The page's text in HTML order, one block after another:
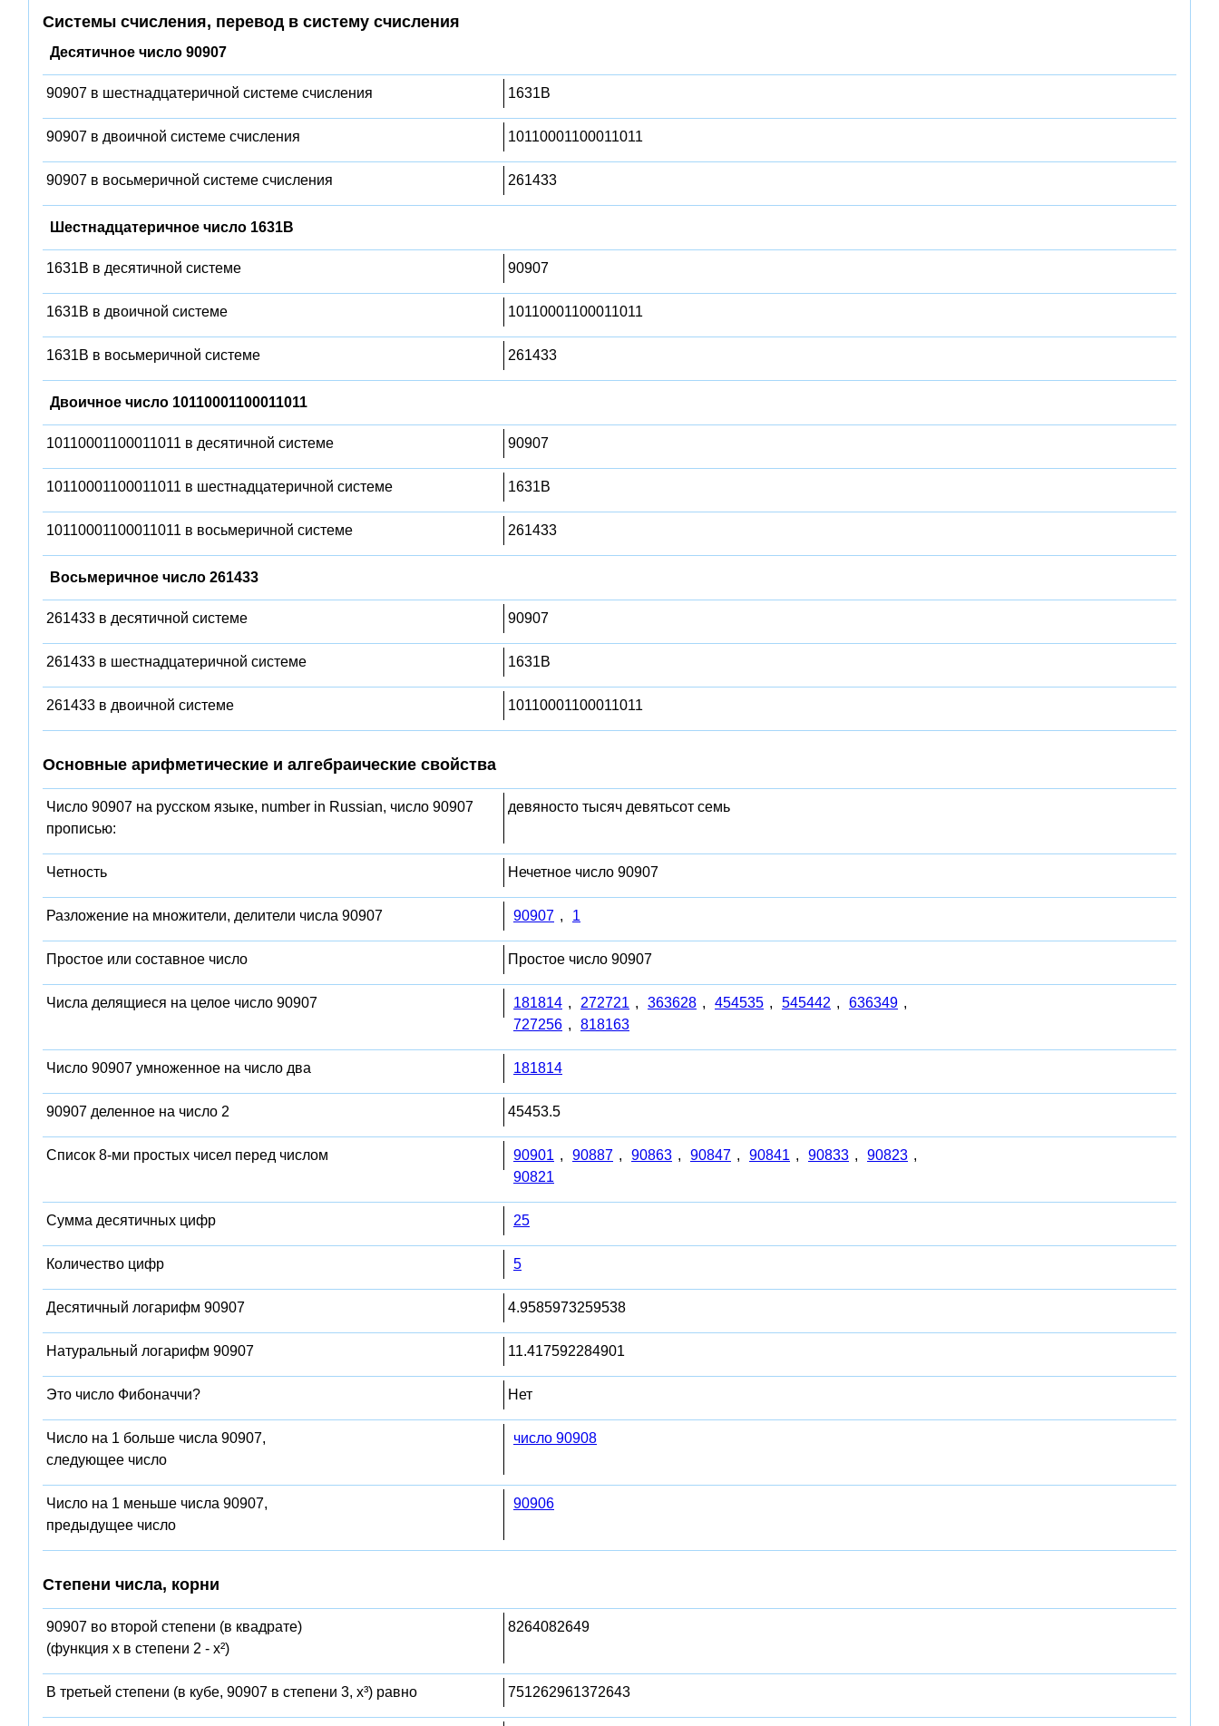
Системы счисления, перевод в систему счисления
Десятичное число 90907
90907 в шестнадцатеричной системе счисления 1631B
90907 в двоичной системе счисления 10110001100011011
90907 в восьмеричной системе счисления 261433
Шестнадцатеричное число 1631B
1631B в десятичной системе 90907
1631B в двоичной системе 10110001100011011
1631B в восьмеричной системе 261433
Двоичное число 10110001100011011
10110001100011011 в десятичной системе 90907
10110001100011011 в шестнадцатеричной системе 1631B
10110001100011011 в восьмеричной системе 261433
Восьмеричное число 261433
261433 в десятичной системе 90907
261433 в шестнадцатеричной системе 1631B
261433 в двоичной системе 10110001100011011
Основные арифметические и алгебраические свойства
Число 90907 на русском языке, number in Russian, число 90907
прописью:
девяносто тысяч девятьсот семь
Четность Нечетное число 90907
Разложение на множители, делители числа 90907 90907 , 1
Простое или составное число Простое число 90907
Числа делящиеся на целое число 90907 181814 , 272721 , 363628 , 454535 , 545442 , 636349 ,
727256 , 818163
Число 90907 умноженное на число два 181814
90907 деленное на число 2 45453.5
Список 8-ми простых чисел перед числом 90901 , 90887 , 90863 , 90847 , 90841 , 90833 , 90823 ,
90821
Сумма десятичных цифр 25
Количество цифр 5
Десятичный логарифм 90907 4.9585973259538
Натуральный логарифм 90907 11.417592284901
Это число Фибоначчи? Нет
Число на 1 больше числа 90907,
следующее число
число 90908
Число на 1 меньше числа 90907,
предыдущее число
90906
Степени числа, корни
90907 во второй степени (в квадрате)
(функция x в степени 2 - x²)
8264082649
В третьей степени (в кубе, 90907 в степени 3, x³) равно 751262961372643